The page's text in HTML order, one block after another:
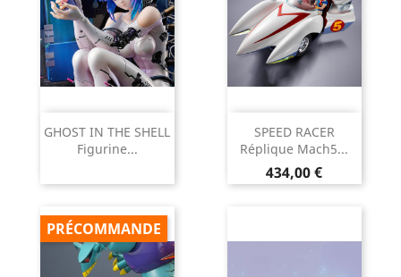
GHOST IN THE SHELL
Figurine...
SPEED RACER
Réplique Mach5...
Prix
434,00 €
PRÉCOMMANDE